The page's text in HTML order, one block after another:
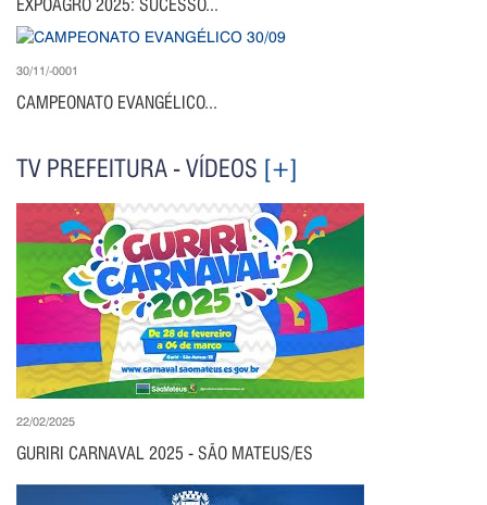
EXPOAGRO 2025: SUCESSO...
30/11/-0001
CAMPEONATO EVANGÉLICO...
TV PREFEITURA - VÍDEOS [+]
22/02/2025
GURIRI CARNAVAL 2025 - SÃO MATEUS/ES